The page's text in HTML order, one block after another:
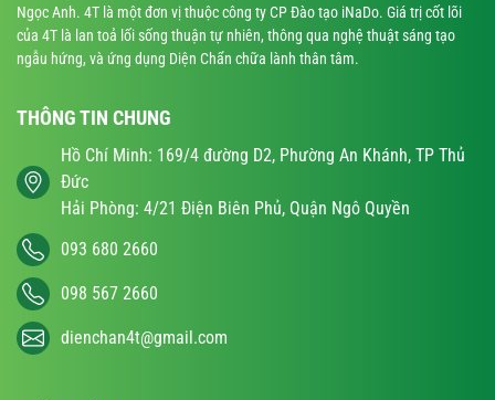
Ngọc Anh. 4T là một đơn vị thuộc công ty CP Đào tạo iNaDo. Giá trị cốt lõi
của 4T là lan toả lối sống thuận tự nhiên, thông qua nghệ thuật sáng tạo
ngẫu hứng, và ứng dụng Diện Chẩn chữa lành thân tâm.
THÔNG TIN CHUNG
Hồ Chí Minh: 169/4 đường D2, Phường An Khánh, TP Thủ
Đức
Hải Phòng: 4/21 Điện Biên Phủ, Quận Ngô Quyền
093 680 2660
098 567 2660
dienchan4t@gmail.com